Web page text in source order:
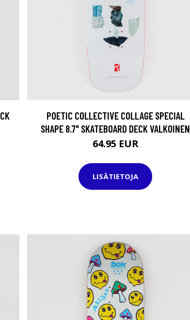
POETIC COLLECTIVE COLLAGE SPECIAL
SHAPE 8.7" SKATEBOARD DECK VALKOINEN
64.95 EUR
LISÄTIETOJA